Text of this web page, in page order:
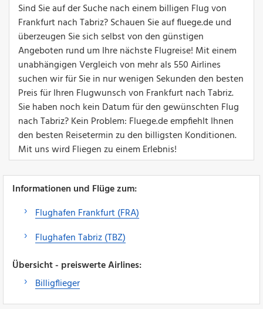
Sind Sie auf der Suche nach einem billigen Flug von
Frankfurt nach Tabriz? Schauen Sie auf fluege.de und
überzeugen Sie sich selbst von den günstigen
Angeboten rund um Ihre nächste Flugreise! Mit einem
unabhängigen Vergleich von mehr als 550 Airlines
suchen wir für Sie in nur wenigen Sekunden den besten
Preis für Ihren Flugwunsch von Frankfurt nach Tabriz.
Sie haben noch kein Datum für den gewünschten Flug
nach Tabriz? Kein Problem: Fluege.de empfiehlt Ihnen
den besten Reisetermin zu den billigsten Konditionen.
Mit uns wird Fliegen zu einem Erlebnis!
Informationen und Flüge zum:
Flughafen Frankfurt (FRA)
Flughafen Tabriz (TBZ)
Übersicht - preiswerte Airlines:
Billigflieger